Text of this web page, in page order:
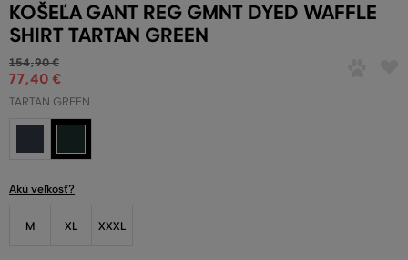
KOŠEĽA GANT REG GMNT DYED WAFFLE
SHIRT TARTAN GREEN
154,90 €
77,40 €
TARTAN GREEN
Akú veľkosť?
M XL XXXL